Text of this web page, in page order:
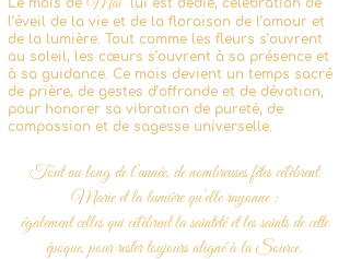
Le mois de
lui est dédié, célébration de
l’éveil de la vie et de la floraison de l’amour et
de la lumière. Tout comme les fleurs s’ouvrent
au soleil, les cœurs s’ouvrent à sa présence et
à sa guidance. Ce mois devient un temps sacré
de prière, de gestes d’offrande et de dévotion,
pour honorer sa vibration de pureté, de
compassion et de sagesse universelle.
Tout au long de l’année, de nombreuses fêtes célèbrent
Marie et la lumière qu’elle rayonne :
également celles qui célèbrent la sainteté et les saints de cette
époque, pour rester toujours aligné à la Source.